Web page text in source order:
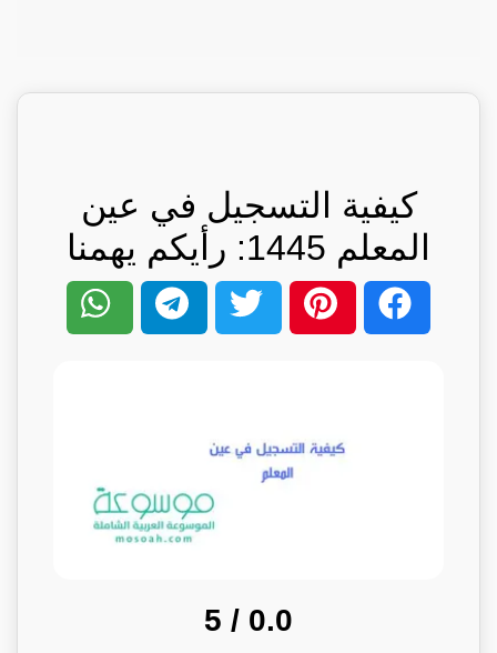
كيفية التسجيل في عين
المعلم 1445: رأيكم يهمنا
0.0
/ 5